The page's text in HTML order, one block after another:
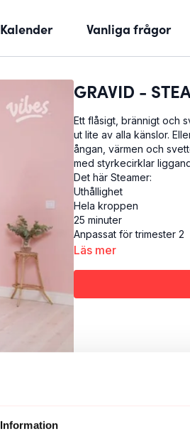
Information
Kalender Vanliga frågor
GRAVID -
Ett flåsigt, brännigt och
ut lite av alla känslor.
ångan, värmen och
med styrkecirklar
Det här Steamer:
Uthållighet
Hela kroppen
25 minuter
Anpassat för trimester 2
Läs mer